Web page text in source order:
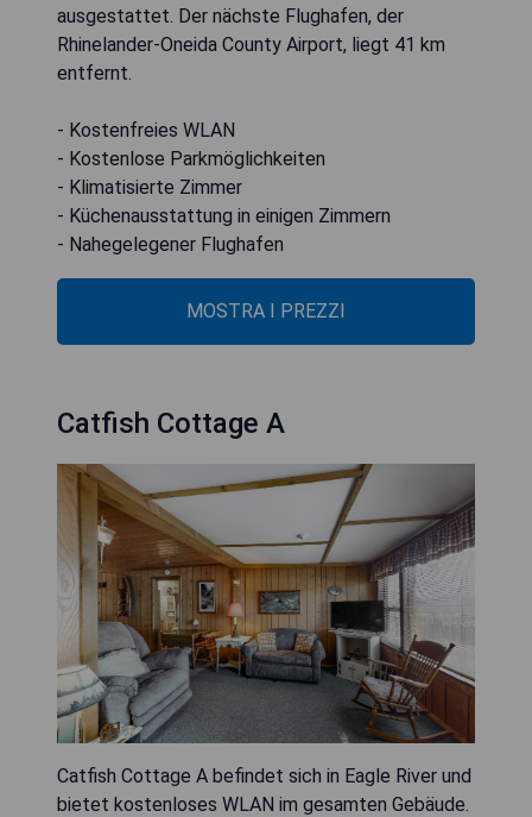
ausgestattet. Der nächste Flughafen, der
Rhinelander-Oneida County Airport, liegt 41 km
entfernt.
- Kostenfreies WLAN
- Kostenlose Parkmöglichkeiten
- Klimatisierte Zimmer
- Küchenausstattung in einigen Zimmern
- Nahegelegener Flughafen
MOSTRA I PREZZI
Catfish Cottage A
Catfish Cottage A befindet sich in Eagle River und
bietet kostenloses WLAN im gesamten Gebäude.